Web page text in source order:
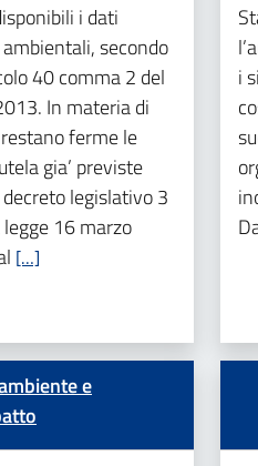
i dati
secondo
40 comma 2 del
In materia di
ferme le
gia’ previste
legislativo 3
16 marzo
[…]
i
e